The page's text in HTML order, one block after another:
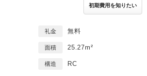
初期費用を知りたい
礼金 無料
面積 25.27m²
構造 RC